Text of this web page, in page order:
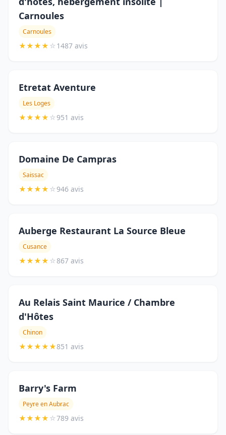
Carnoules
Carnoules
★★★★ ☆1487 avis
Etretat Aventure
Les Loges
★★★★ ☆951 avis
Domaine De Campras
Saissac
★★★★ ☆946 avis
Auberge Restaurant La Source Bleue
Cusance
★★★★ ☆867 avis
Au Relais Saint Maurice / Chambre
d'Hôtes
Chinon
★★★★★851 avis
Barry's Farm
Peyre en Aubrac
★★★★ ☆789 avis